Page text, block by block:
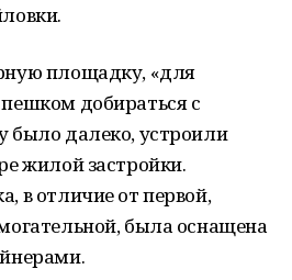
площадку, «для
добираться с
было далеко, устроили
жилой застройки.
в отличие от первой,
была оснащена